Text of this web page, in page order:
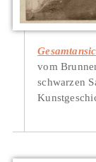
vom
schwarzen